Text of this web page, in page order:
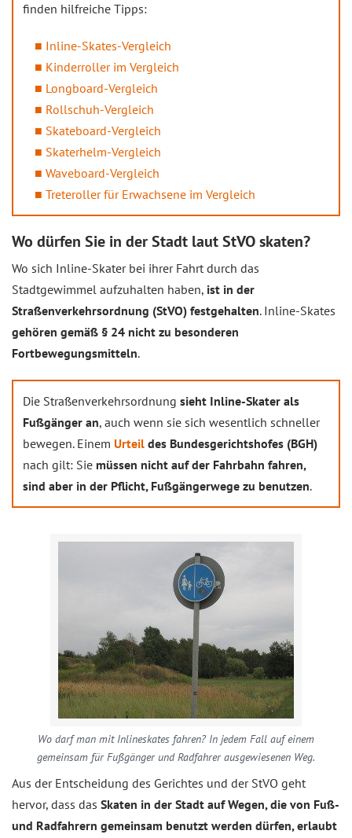
finden hilfreiche Tipps:
Inline-Skates-Vergleich
Kinderroller im Vergleich
Longboard-Vergleich
Rollschuh-Vergleich
Skateboard-Vergleich
Skaterhelm-Vergleich
Waveboard-Vergleich
Treteroller für Erwachsene im Vergleich
Wo dürfen Sie in der Stadt laut StVO skaten?
Wo sich Inline-Skater bei ihrer Fahrt durch das
Stadtgewimmel aufzuhalten haben, ist in der
Straßenverkehrsordnung (StVO) festgehalten. Inline-Skates
gehören gemäß § 24 nicht zu besonderen
Fortbewegungsmitteln.
Die Straßenverkehrsordnung sieht Inline-Skater als
Fußgänger an, auch wenn sie sich wesentlich schneller
bewegen. Einem Urteil des Bundesgerichtshofes (BGH)
nach gilt: Sie müssen nicht auf der Fahrbahn fahren,
sind aber in der Pflicht, Fußgängerwege zu benutzen.
Wo darf man mit Inlineskates fahren? In jedem Fall auf einem
gemeinsam für Fußgänger und Radfahrer ausgewiesenen Weg.
Aus der Entscheidung des Gerichtes und der StVO geht
hervor, dass das Skaten in der Stadt auf Wegen, die von Fuß-
und Radfahrern gemeinsam benutzt werden dürfen, erlaubt